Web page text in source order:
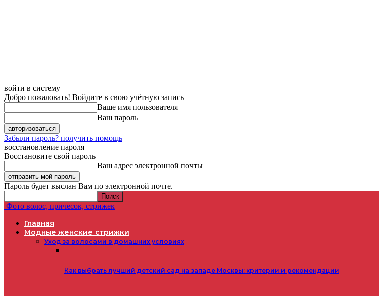
войти в систему
Добро пожаловать! Войдите в свою учётную запись
Ваше имя пользователя
Ваш пароль
Забыли пароль? получить помощь
восстановление пароля
Восстановите свой пароль
Ваш адрес электронной почты
Пароль будет выслан Вам по электронной почте.
Фото волос, причесок, стрижек
Главная
Модные женские стрижки
Уход за волосами в домашних условиях
Как выбрать лучший детский сад на западе Москвы: критерии и рекомендации